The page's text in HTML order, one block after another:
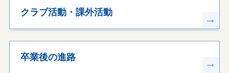
クラブ活動・課外活動
卒業後の進路